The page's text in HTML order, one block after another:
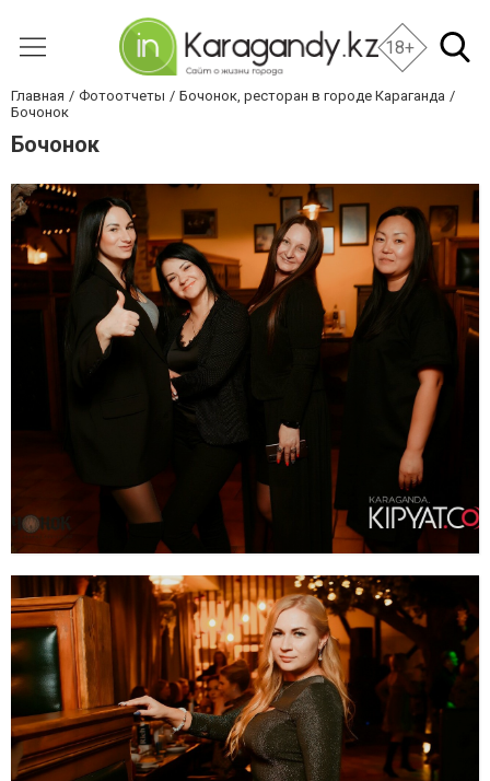
18+
Главная Фотоотчеты
Бочонок, ресторан в городе Караганда
Бочонок
Бочонок